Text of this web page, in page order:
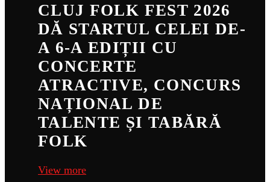
CLUJ FOLK FEST 2026
DĂ STARTUL CELEI DE-
A 6-A EDIȚII CU
CONCERTE
ATRACTIVE, CONCURS
NAȚIONAL DE
TALENTE ȘI TABĂRĂ
FOLK
View more